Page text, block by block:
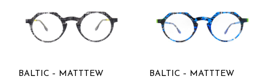
BALTIC – MATTTEW
BALTIC – MATTTEW